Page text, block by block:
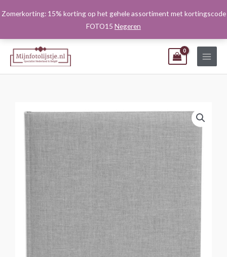
Zomerkorting: 15% korting op het gehele assortiment met kortingscode
FOTO15 Negeren
naar